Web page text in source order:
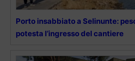
Porto insabbiato a Selinunte:
potesta l’ingresso del cantiere